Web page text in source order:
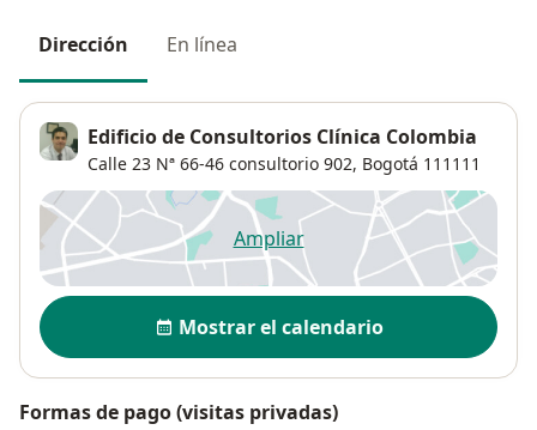
Dirección En línea
Edificio de Consultorios Clínica Colombia
Calle 23 Nª 66-46 consultorio 902, Bogotá 111111
Ampliarse abre en una nueva
Disponibilidad
Mostrar el calendario
Formas de pago (visitas privadas)